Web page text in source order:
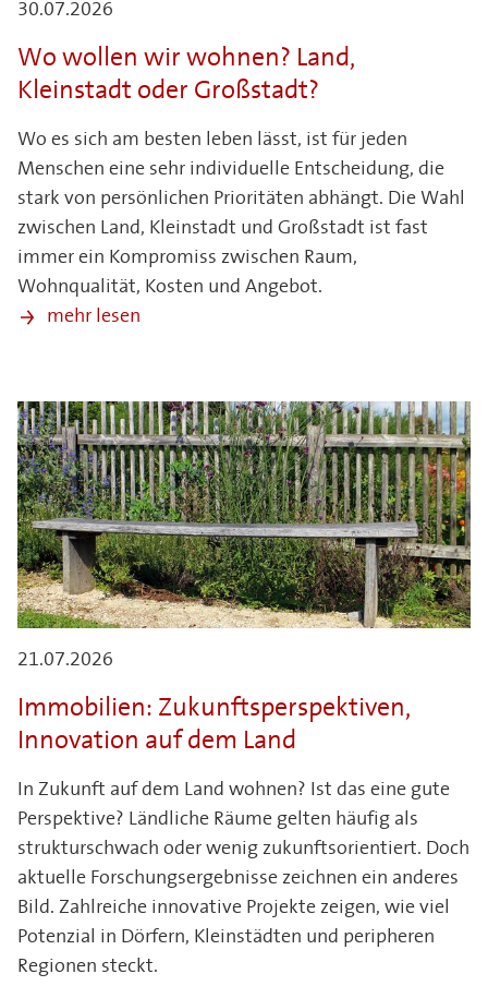
30.07.2026
Wo wollen wir wohnen? Land,
Kleinstadt oder Großstadt?
Wo es sich am besten leben lässt, ist für jeden
Menschen eine sehr individuelle Entscheidung, die
stark von persönlichen Prioritäten abhängt. Die Wahl
zwischen Land, Kleinstadt und Großstadt ist fast
immer ein Kompromiss zwischen Raum,
Wohnqualität, Kosten und Angebot.
mehr lesen
21.07.2026
Immobilien: Zukunftsperspektiven,
Innovation auf dem Land
In Zukunft auf dem Land wohnen? Ist das eine gute
Perspektive? Ländliche Räume gelten häufig als
strukturschwach oder wenig zukunftsorientiert. Doch
aktuelle Forschungsergebnisse zeichnen ein anderes
Bild. Zahlreiche innovative Projekte zeigen, wie viel
Potenzial in Dörfern, Kleinstädten und peripheren
Regionen steckt.